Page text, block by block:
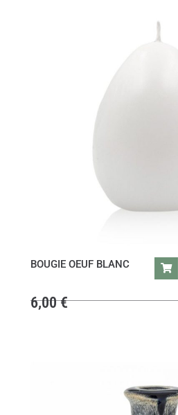
BOUGIE OEUF BLANC
6,00€